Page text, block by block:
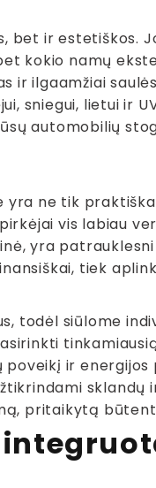
bet ir estetiškos.
kokio namų
ir ilgaamžiai
sniegui, lietui ir
automobilių
ne tik
vis labiau
yra
tiek
todėl siūlome
ir
pritaikytą